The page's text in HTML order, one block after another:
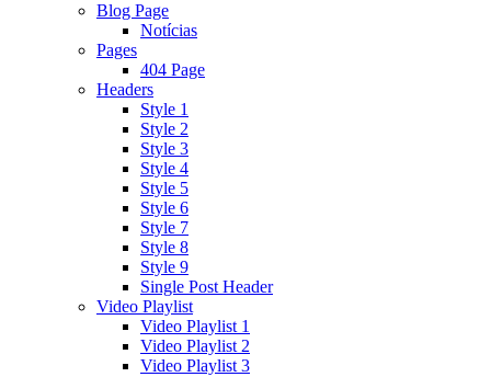
Blog Page
Notícias
Pages
404 Page
Headers
Style 1
Style 2
Style 3
Style 4
Style 5
Style 6
Style 7
Style 8
Style 9
Single Post Header
Video Playlist
Video Playlist 1
Video Playlist 2
Video Playlist 3